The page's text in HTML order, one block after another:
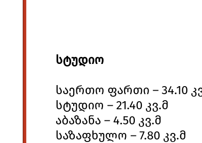
სტუდიო
საერთო ფართი – 34.10
სტუდიო – 21.40 კვ.მ
აბაზანა – 4.50 კვ.მ
საზაფხულო – 7.80 კვ.მ